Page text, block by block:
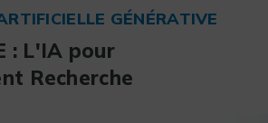
GÉNÉRATIVE
: L'IA pour
Recherche